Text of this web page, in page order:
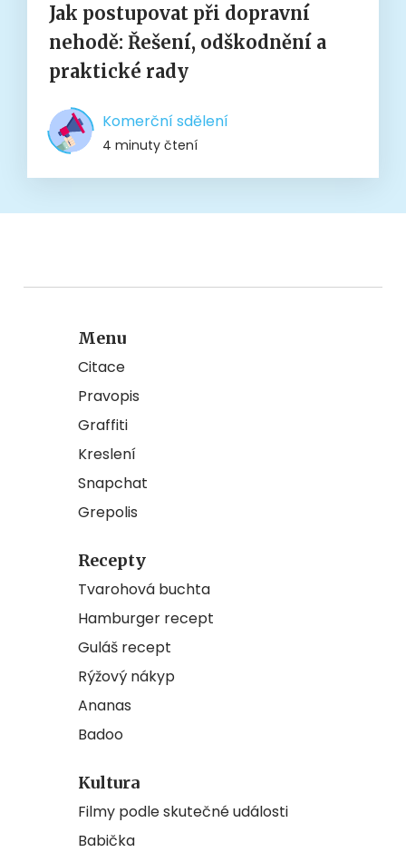
Jak postupovat při dopravní
nehodě: Řešení, odškodnění a
praktické rady
Komerční sdělení
4 minuty čtení
Menu
Citace
Pravopis
Graffiti
Kreslení
Snapchat
Grepolis
Recepty
Tvarohová buchta
Hamburger recept
Guláš recept
Rýžový nákyp
Ananas
Badoo
Kultura
Filmy podle skutečné události
Babička